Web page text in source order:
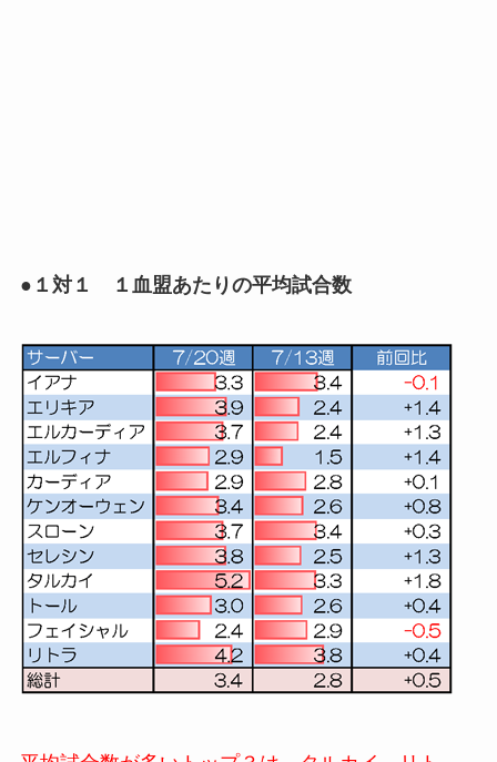
●１対１ １血盟あたりの平均試合数